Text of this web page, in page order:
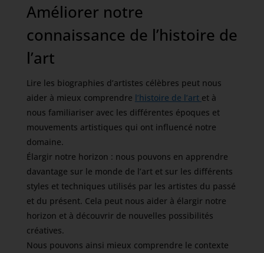
Améliorer notre
connaissance de l’histoire de
l’art
Lire les biographies d’artistes célèbres peut nous
aider à mieux comprendre l’histoire de l’art et à
nous familiariser avec les différentes époques et
mouvements artistiques qui ont influencé notre
domaine.
Élargir notre horizon : nous pouvons en apprendre
davantage sur le monde de l’art et sur les différents
styles et techniques utilisés par les artistes du passé
et du présent. Cela peut nous aider à élargir notre
horizon et à découvrir de nouvelles possibilités
créatives.
Nous pouvons ainsi mieux comprendre le contexte